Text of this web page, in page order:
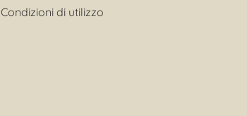
Condizioni di utilizzo